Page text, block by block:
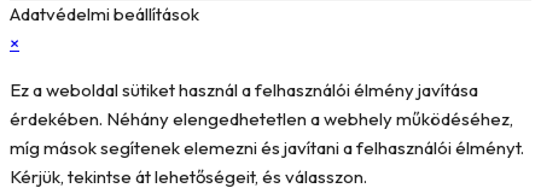
Adatvédelmi beállítások
×
Ez a weboldal sütiket használ a felhasználói élmény javítása
érdekében. Néhány elengedhetetlen a webhely működéséhez,
míg mások segítenek elemezni és javítani a felhasználói élményt.
Kérjük, tekintse át lehetőségeit, és válasszon.